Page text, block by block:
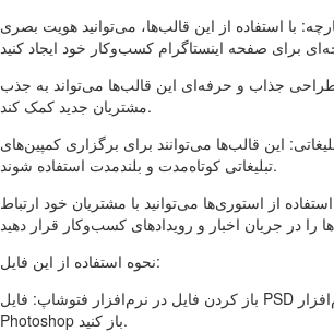
با استفاده از این قالب‌ها، می‌توانید هویت بصری
جذاب و حرفه‌ای این قالب‌ها می‌تواند به جذب
مشتریان جدید کمک کند.
این قالب‌ها می‌توانند برای برگزاری کمپین‌های
تبلیغاتی کوتاه‌مدت و بلندمدت استفاده شوند.
از استوری‌ها می‌توانید با مشتریان خود ارتباط
نحوه استفاده از این فایل:
باز کردن فایل در نرم‌افزار فتوشاپ: فایل PSD را با نرم‌افزار Adobe
Photoshop باز کنید.